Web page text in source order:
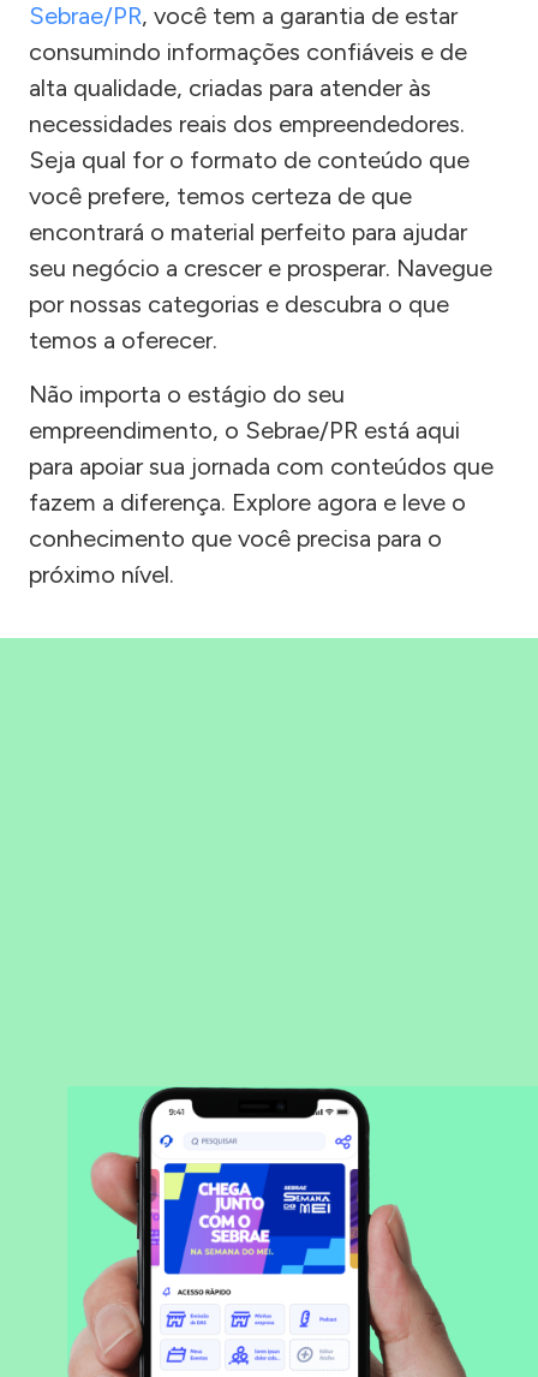
Sebrae/PR, você tem a garantia de estar
consumindo informações confiáveis e de
alta qualidade, criadas para atender às
necessidades reais dos empreendedores.
Seja qual for o formato de conteúdo que
você prefere, temos certeza de que
encontrará o material perfeito para ajudar
seu negócio a crescer e prosperar. Navegue
por nossas categorias e descubra o que
temos a oferecer.
Não importa o estágio do seu
empreendimento, o Sebrae/PR está aqui
para apoiar sua jornada com conteúdos que
fazem a diferença. Explore agora e leve o
conhecimento que você precisa para o
próximo nível.